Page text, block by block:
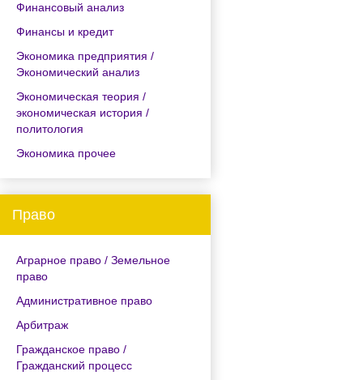
Финансовый анализ
Финансы и кредит
Экономика предприятия /
Экономический анализ
Экономическая теория /
экономическая история /
политология
Экономика прочее
Право
Аграрное право / Земельное
право
Административное право
Арбитраж
Гражданское право /
Гражданский процесс